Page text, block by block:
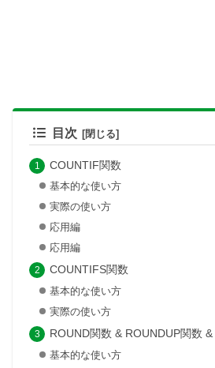
目次
COUNTIF関数
基本的な使い方
実際の使い方
応用編
応用編
COUNTIFS関数
基本的な使い方
実際の使い方
ROUND関数 & ROUNDUP関数
基本的な使い方